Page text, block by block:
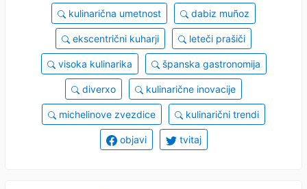
kulinarična umetnost dabiz muñoz
ekscentrični kuharji leteči prašiči
visoka kulinarika španska gastronomija
diverxo kulinarične inovacije
michelinove zvezdice kulinarični trendi
objavi tvitaj